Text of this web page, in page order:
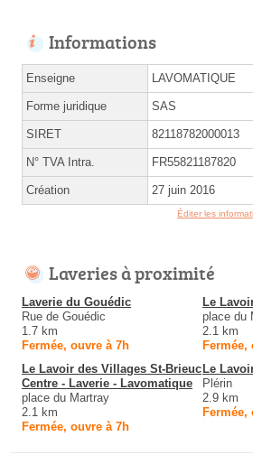
Informations
Enseigne LAVOMATIQUE
Forme juridique SAS
SIRET 82118782000013
N° TVA Intra. FR55821187820
Création 27 juin 2016
Éditer les
Laveries à proximité
Laverie du Gouédic
Rue de Gouédic
1.7 km
Fermée, ouvre à 7h
Le
place du
2.1 km
Fermée,
Le Lavoir des Villages St-Brieuc
Centre - Laverie - Lavomatique
place du Martray
2.1 km
Fermée, ouvre à 7h
Le
Plérin
2.9 km
Fermée,